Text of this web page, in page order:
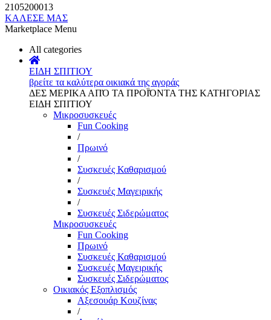
2105200013
ΚΑΛΕΣΕ ΜΑΣ
Marketplace Menu
All categories
ΕΙΔΗ ΣΠΙΤΙΟΥ
βρείτε τα καλύτερα οικιακά της αγοράς
ΔΕΣ ΜΕΡΙΚΑ ΑΠΌ ΤΑ ΠΡΟΪΌΝΤΑ ΤΗΣ ΚΑΤΗΓΟΡΙΑΣ
ΕΙΔΗ ΣΠΙΤΙΟΥ
Μικροσυσκευές
Fun Cooking
/
Πρωινό
/
Συσκευές Καθαρισμού
/
Συσκευές Μαγειρικής
/
Συσκευές Σιδερώματος
Μικροσυσκευές
Fun Cooking
Πρωινό
Συσκευές Καθαρισμού
Συσκευές Μαγειρικής
Συσκευές Σιδερώματος
Οικιακός Εξοπλισμός
Αξεσουάρ Κουζίνας
/